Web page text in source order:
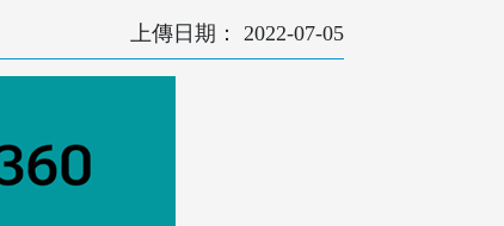
2022-07-05